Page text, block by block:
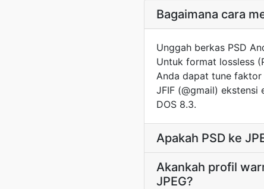
Bagaimana cara
Unggah berkas PSD
Untuk format lossless
Anda dapat tune faktor
JFIF (@gmail)
DOS 8.3.
Apakah PSD ke
Akankah profil
JPEG?